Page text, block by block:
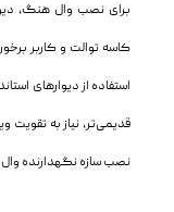
برای نصب وال هنگ،
کاسه توالت و کاربر
استفاده از دیوارهای
قدیمی‌تر، نیاز به
نصب سازه نگهدارنده